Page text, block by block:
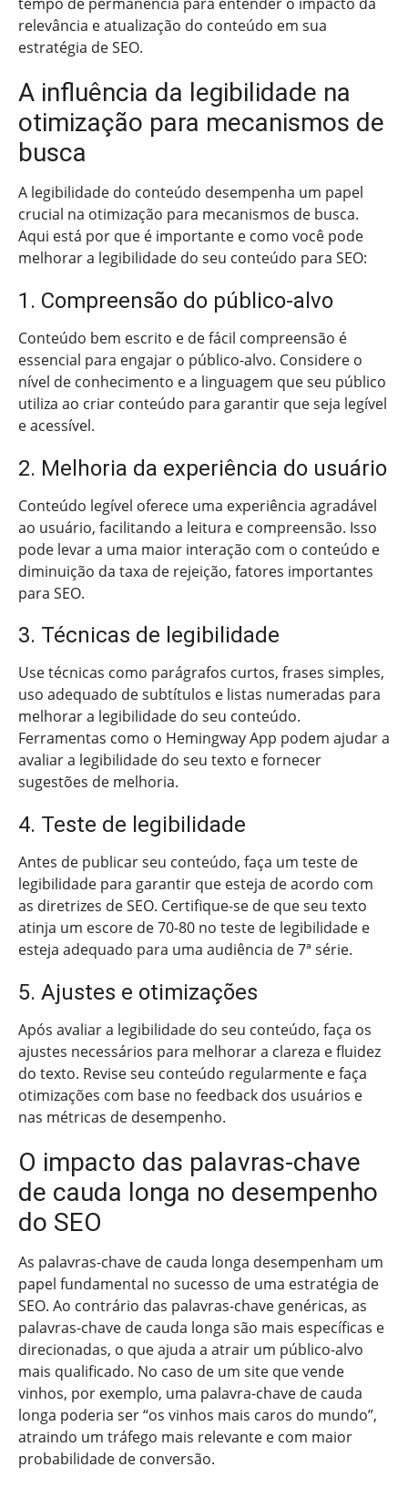
relevância e atualização do conteúdo em sua
estratégia de SEO.
A influência da legibilidade na
otimização para mecanismos de
busca
A legibilidade do conteúdo desempenha um papel
crucial na otimização para mecanismos de busca.
Aqui está por que é importante e como você pode
melhorar a legibilidade do seu conteúdo para SEO:
1. Compreensão do público-alvo
Conteúdo bem escrito e de fácil compreensão é
essencial para engajar o público-alvo. Considere o
nível de conhecimento e a linguagem que seu público
utiliza ao criar conteúdo para garantir que seja legível
e acessível.
2. Melhoria da experiência do usuário
Conteúdo legível oferece uma experiência agradável
ao usuário, facilitando a leitura e compreensão. Isso
pode levar a uma maior interação com o conteúdo e
diminuição da taxa de rejeição, fatores importantes
para SEO.
3. Técnicas de legibilidade
Use técnicas como parágrafos curtos, frases simples,
uso adequado de subtítulos e listas numeradas para
melhorar a legibilidade do seu conteúdo.
Ferramentas como o Hemingway App podem ajudar a
avaliar a legibilidade do seu texto e fornecer
sugestões de melhoria.
4. Teste de legibilidade
Antes de publicar seu conteúdo, faça um teste de
legibilidade para garantir que esteja de acordo com
as diretrizes de SEO. Certifique-se de que seu texto
atinja um escore de 70-80 no teste de legibilidade e
esteja adequado para uma audiência de 7ª série.
5. Ajustes e otimizações
Após avaliar a legibilidade do seu conteúdo, faça os
ajustes necessários para melhorar a clareza e fluidez
do texto. Revise seu conteúdo regularmente e faça
otimizações com base no feedback dos usuários e
nas métricas de desempenho.
O impacto das palavras-chave
de cauda longa no desempenho
do SEO
As palavras-chave de cauda longa desempenham um
papel fundamental no sucesso de uma estratégia de
SEO. Ao contrário das palavras-chave genéricas, as
palavras-chave de cauda longa são mais específicas e
direcionadas, o que ajuda a atrair um público-alvo
mais qualificado. No caso de um site que vende
vinhos, por exemplo, uma palavra-chave de cauda
longa poderia ser “os vinhos mais caros do mundo”,
atraindo um tráfego mais relevante e com maior
probabilidade de conversão.